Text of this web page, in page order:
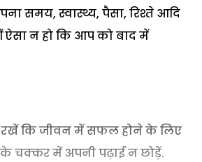
समय, स्वास्थ्य, पैसा, रिश्ते आदि
न हो कि आप को बाद में
रखें कि जीवन में सफल होने के लिए
के चक्कर में अपनी पढ़ाई न छोड़ें.